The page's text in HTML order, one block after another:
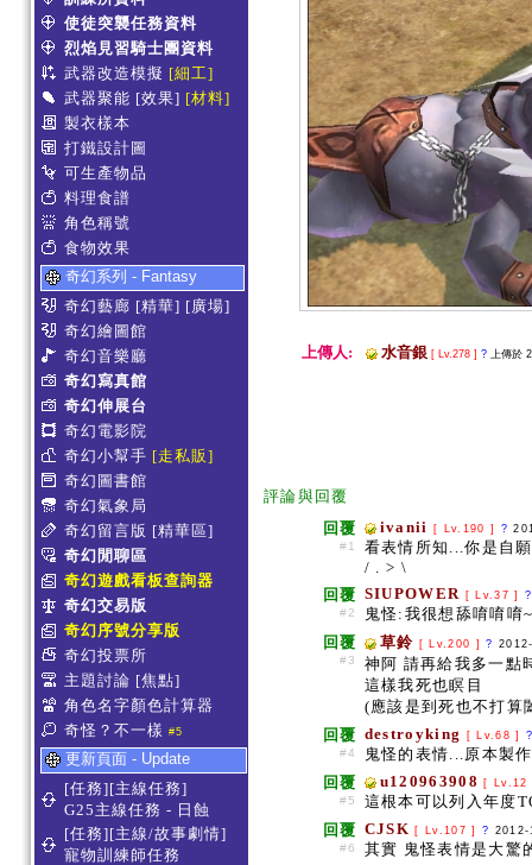
使徒突襲任務資料
烈焰見習騎士團資料
武器改造模擬 [細工]
武器聚能 [效果] [材料]
製衣樣本
打鐵設計圖
可生產物品
料理食譜
角色稱號
食物效果
奇幻系列 - Fantasy
奇幻藝廊 [精華] [廣場]
奇幻繪圖館
奇幻音樂廳
奇幻寫真館
奇幻伸展台
奇幻電影院
奇幻小幫手 [走私販]
奇幻圖書館
奇幻氣象局
奇幻留言版 [精華區]
奇幻閒聊區
奇幻遊戲看板查詢器
奇幻交易版
奇幻序號分享版
奇幻投票所
主題討論 [焦點]
角色名字顏色計算器
奇怪？不一樣 #5
更新頁面 - Update
[任務][主線任務]
G25主線任務 - 日蝕
[任務][主線/故事劇情]
寵物訓練師任務
上傳人: 水音銀 [ Lv.278 ] ? 上傳於
評論與回覆
回覆
#1
ivanii [ Lv.190 ] ?
看表情所知...你是自
/ . > \
回覆
#2
SIUPOWER [ Lv.37 ] ?
鬼怪:我很想舔唷唷唷
回覆
#3
草鈴 [ Lv.200 ]?
神阿 請再給我多一點
這樣我死也瞑目
(應該是到死也不打算
回覆
#4
destroyking [ Lv.68 ]
鬼怪的表情...原本製
回覆
#5
u120963908 [
這根本可以列入年度
回覆
#6
CJSK [ Lv.107 ] ?
其實 鬼怪表情是大